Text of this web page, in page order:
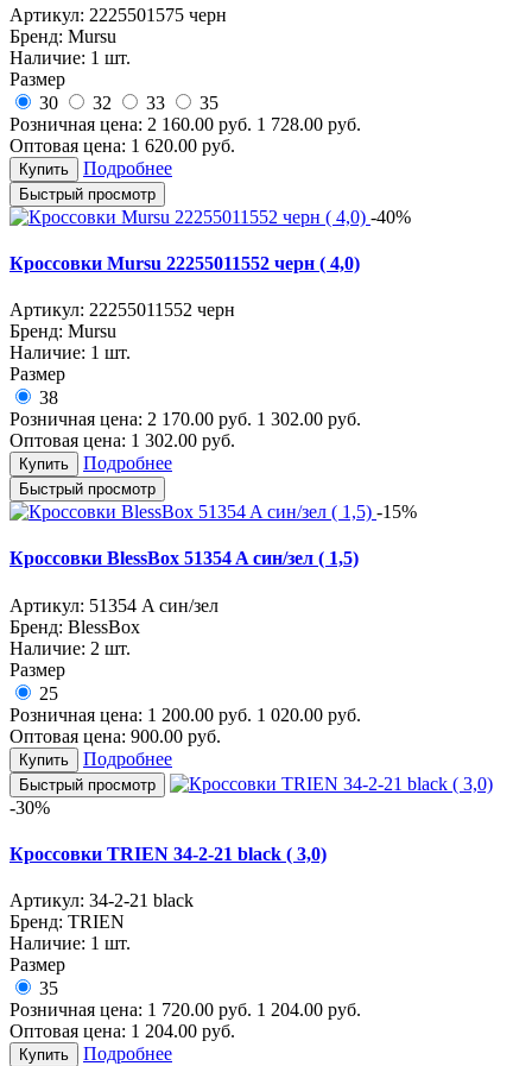
Артикул: 2225501575 черн
Бренд: Mursu
Наличие: 1 шт.
Размер
30
32 33
35
Розничная цена: 2 160.00 руб. 1 728.00 руб.
Оптовая цена: 1 620.00 руб.
Купить Подробнее
Быстрый просмотр
-40%
Кроссовки Mursu 22255011552 черн ( 4,0)
Артикул: 22255011552 черн
Бренд: Mursu
Наличие: 1 шт.
Размер
38
Розничная цена: 2 170.00 руб. 1 302.00 руб.
Оптовая цена: 1 302.00 руб.
Купить Подробнее
Быстрый просмотр
-15%
Кроссовки BlessBox 51354 A син/зел ( 1,5)
Артикул: 51354 A син/зел
Бренд: BlessBox
Наличие: 2 шт.
Размер
25
Розничная цена: 1 200.00 руб. 1 020.00 руб.
Оптовая цена: 900.00 руб.
Купить Подробнее
Быстрый просмотр
-30%
Кроссовки TRIEN 34-2-21 black ( 3,0)
Артикул: 34-2-21 black
Бренд: TRIEN
Наличие: 1 шт.
Размер
35
Розничная цена: 1 720.00 руб. 1 204.00 руб.
Оптовая цена: 1 204.00 руб.
Купить Подробнее